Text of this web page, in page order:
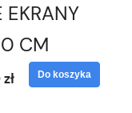
EKRANY
CM
Do koszyka